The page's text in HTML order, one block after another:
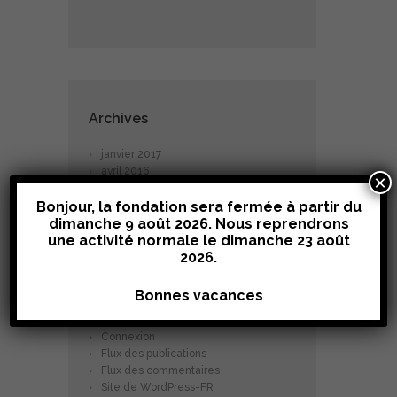
Archives
janvier 2017
avril2016
Connexion
Flux des publications
Flux des commentaires
Site de WordPress-FR
Bonjour, la fondation sera fermée à partir du
dimanche 9 août 2026. Nous reprendrons
une activité normale le dimanche 23 août
2026.
Bonnes vacances
×